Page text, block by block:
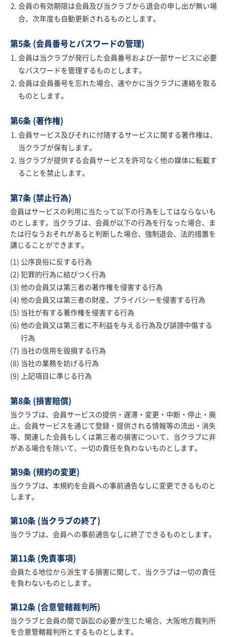
会員の有効期限は会員及び当クラブから退会の申し出が無い場
合、次年度も自動更新されるものとします。
第5条 (会員番号とパスワードの管理)
会員は当クラブが発行した会員番号および一部サービスに必要
なパスワードを管理するものとします。
会員は会員番号を忘れた場合、速やかに当クラブに連絡を取る
ものとします。
第6条 (著作権)
会員サービス及びそれに付随するサービスに関する著作権は、
当クラブが保有します。
当クラブが提供する会員サービスを許可なく他の媒体に転載す
ることを禁止します。
第7条 (禁止行為)
会員はサービスの利用に当たって以下の行為をしてはならないも
のとします。当クラブは、会員が以下の行為を行なった場合、ま
たは行なうおそれがあると判断した場合、強制退会、法的措置を
講じることができます。
公序良俗に反する行為
犯罪的行為に結びつく行為
他の会員又は第三者の著作権を侵害する行為
他の会員又は第三者の財産、プライバシーを侵害する行為
当社が有する著作権を侵害する行為
他の会員又は第三者に不利益を与える行為及び誹謗中傷する
行為
当社の信用を毀損する行為
当社の業務を妨げる行為
上記項目に準じる行為
第8条 (損害賠償)
当クラブは、会員サービスの提供・遅滞・変更・中断・停止・廃
止、会員サービスを通じて登録・提供される情報等の流出・消失
等、関連した会員もしくは第三者の損害について、当クラブに非
がある場合を除いて、一切の責任を負わないものとします。
第9条 (規約の変更)
当クラブは、本規約を会員への事前通告なしに変更できるものと
します。
第10条 (当クラブの終了)
当クラブは、会員への事前通告なしに終了できるものとします。
第11条 (免責事項)
会員たる地位から派生する損害に関して、当クラブは一切の責任
を負わないものとします。
第12条 (合意管轄裁判所)
当クラブと会員の間で訴訟の必要が生じた場合、大阪地方裁判所
を合意管轄裁判所とするものとします。